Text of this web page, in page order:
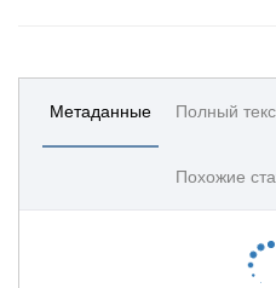
Метаданные Полный
Похожие